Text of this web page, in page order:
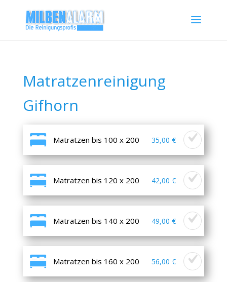
Matratzenreinigung
Gifhorn
Matratzen bis 100 x 200 35,00 €
Matratzen bis 120 x 200 42,00 €
Matratzen bis 140 x 200 49,00 €
Matratzen bis 160 x 200 56,00 €